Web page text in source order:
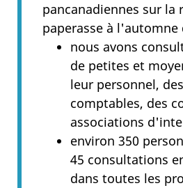
pancanadiennes sur la
paperasse à l'automne
nous avons
de petites et
leur personnel,
comptables, des
associations
environ 350
45 consultations
dans toutes les